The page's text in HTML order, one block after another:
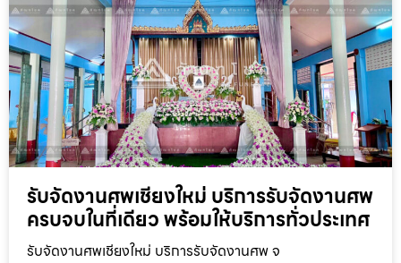
รับจัดงานศพเชียงใหม่ บริการรับจัดงานศพ
ครบจบในที่เดียว พร้อมให้บริการทั่วประเทศ
รับจัดงานศพเชียงใหม่ บริการรับจัดงานศพ จ